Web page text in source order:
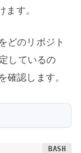
す。
どのリポジト
しているの
認します。